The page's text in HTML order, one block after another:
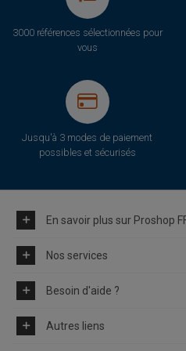
3000 références sélectionnées pour
vous
Jusqu'à 3 modes de paiement
possibles et sécurisés
En savoir plus sur Proshop
Nos services
Besoin d'aide ?
Autres liens